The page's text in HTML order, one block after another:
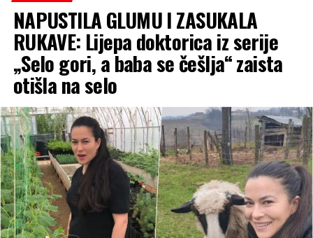
NAPUSTILA GLUMU I ZASUKALA
RUKAVE: Lijepa doktorica iz serije
„Selo gori, a baba se češlja“ zaista
otišla na selo